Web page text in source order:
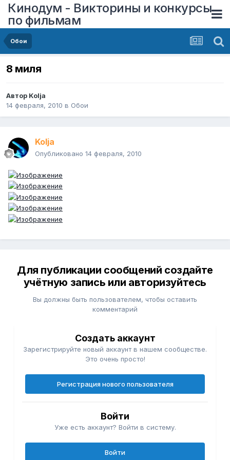
Кинодум - Викторины и конкурсы
по фильмам
Обои
8 миля
Автор Kolja
14 февраля, 2010 в Обои
Kolja
Опубликовано 14 февраля, 2010
Для публикации сообщений создайте
учётную запись или авторизуйтесь
Вы должны быть пользователем, чтобы оставить
комментарий
Создать аккаунт
Зарегистрируйте новый аккаунт в нашем сообществе.
Это очень просто!
Регистрация нового пользователя
Войти
Уже есть аккаунт? Войти в систему.
Войти